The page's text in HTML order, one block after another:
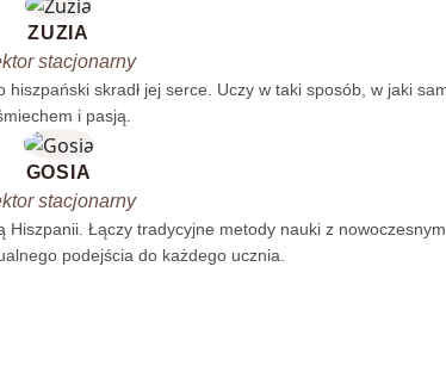
ZUZIA
stacjonarny
skradł jej serce. Uczy w taki sposób, w jaki
i pasją.
GOSIA
stacjonarny
Łączy tradycyjne metody nauki z
podejścia do każdego ucznia.